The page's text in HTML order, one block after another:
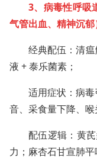
3、病毒性呼吸
气管出血、精神沉郁
经典配伍：清
液 + 泰乐菌素；
适用症状：病
音、采食量下降、喉
配伍逻辑：黄
力；麻杏石甘宣肺